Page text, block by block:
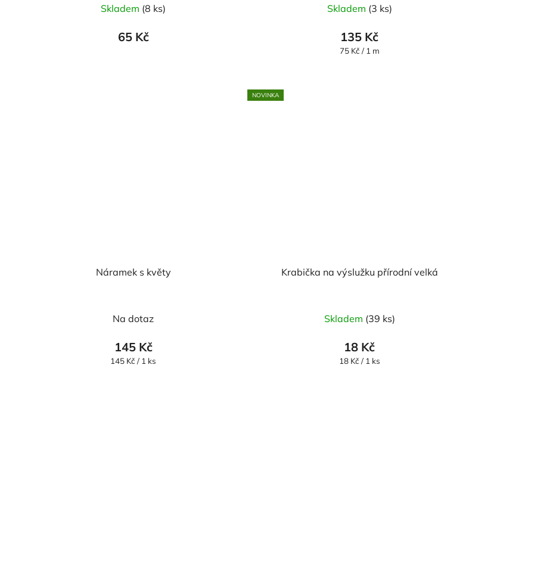
Skladem (8 ks)
65 Kč
Skladem (3 ks)
135 Kč
Měrná
75 Kč / 1 m
Náramek s květy
Na dotaz
145 Kč
Měrná
145 Kč / 1 ks
NOVINKA
Krabička na výslužku přírodní velká
Skladem (39 ks)
18 Kč
Měrná
18 Kč / 1 ks